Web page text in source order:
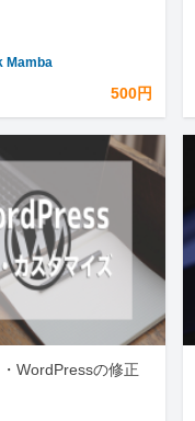
Mamba
500円
WordPressの修正